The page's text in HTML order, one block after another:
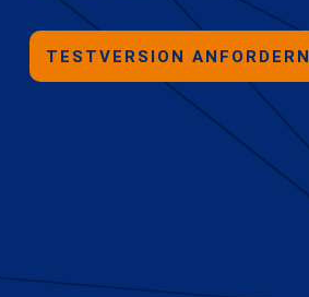
TESTVERSION ANFORDERN